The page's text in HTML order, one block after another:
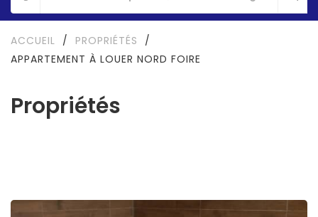
Propriétés
ACCUEIL / PROPRIÉTÉS
/
APPARTEMENT À LOUER NORD FOIRE